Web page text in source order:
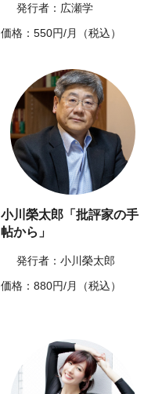
発行者：広瀬学
価格：550円/月（税込）
小川榮太郎「批評家の手
帖から」
発行者：小川榮太郎
価格：880円/月（税込）